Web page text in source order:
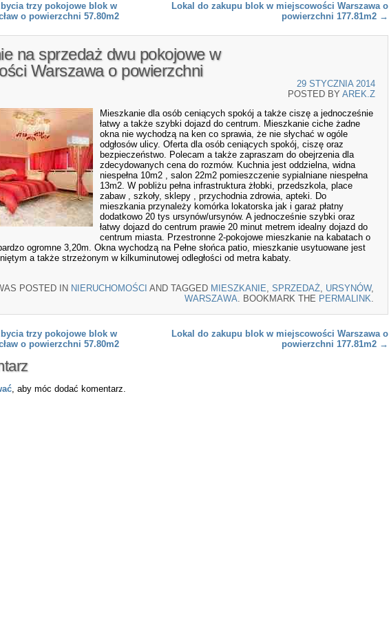
trzy pokojowe blok w
o powierzchni 57.80m2
Lokal do zakupu blok w miejscowości Warszawa o
powierzchni 177.81m2 →
na sprzedaż dwu pokojowe w
Warszawa o powierzchni
29 STYCZNIA 2014
POSTED BY AREK.Z
Mieszkanie dla osób ceniących spokój a także ciszę a jednocześnie
łatwy a także szybki dojazd do centrum. Mieszkanie ciche żadne
okna nie wychodzą na ken co sprawia, że nie słychać w ogóle
odgłosów ulicy. Oferta dla osób ceniących spokój, ciszę oraz
bezpieczeństwo. Polecam a także zapraszam do obejrzenia dla
zdecydowanych cena do rozmów. Kuchnia jest oddzielna, widna
niespełna 10m2 , salon 22m2 pomieszczenie sypialniane niespełna
13m2. W pobliżu pełna infrastruktura żłobki, przedszkola, place
zabaw , szkoły, sklepy , przychodnia zdrowia, apteki. Do
mieszkania przynależy komórka lokatorska jak i garaż płatny
dodatkowo 20 tys ursynów/ursynów. A jednocześnie szybki oraz
łatwy dojazd do centrum prawie 20 minut metrem idealny dojazd do
centrum miasta. Przestronne 2-pokojowe mieszkanie na kabatach o
ogromne 3,20m. Okna wychodzą na Pełne słońca patio, mieszkanie usytuowane jest
a także strzeżonym w kilkuminutowej odległości od metra kabaty.
POSTED IN NIERUCHOMOŚCI AND TAGGED MIESZKANIE SPRZEDAŻ URSYNÓW,
WARSZAWA . BOOKMARK THE PERMALINK
trzy pokojowe blok w
o powierzchni 57.80m2
Lokal do zakupu blok w miejscowości Warszawa o
powierzchni 177.81m2 →
, aby móc dodać komentarz.